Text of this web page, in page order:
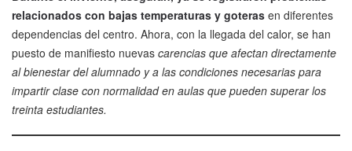
relacionados con bajas temperaturas y goteras en diferentes
dependencias del centro. Ahora, con la llegada del calor, se han
puesto de manifiesto nuevas carencias que afectan directamente
al bienestar del alumnado y a las condiciones necesarias para
impartir clase con normalidad en aulas que pueden superar los
treinta estudiantes.